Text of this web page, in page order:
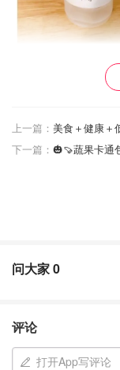
这个牌子应该算
掉好几管了。近
身体磨砂膏用掉了
完后很明显觉得皮
它家的身体乳我也
Kiehl’s super
💫
上一篇：
下一篇： 🎃🍠蔬果卡通
问大家0
评论
打开App写评论